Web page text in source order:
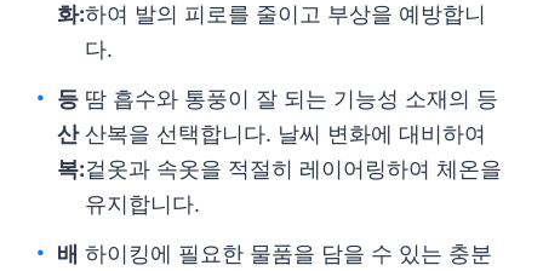
화:하여 발의 피로를 줄이고 부상을 예방합니
다.
등
산
복:
땀 흡수와 통풍이 잘 되는 기능성 소재의 등
산복을 선택합니다. 날씨 변화에 대비하여
겉옷과 속옷을 적절히 레이어링하여 체온을
유지합니다.
배 하이킹에 필요한 물품을 담을 수 있는 충분